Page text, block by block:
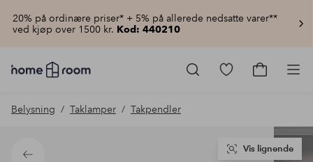
20% på ordinære priser* + 5% på allerede nedsatte varer**
ved kjøp over 1500 kr. Kod: 440210
Homeroom
–
hjemmet
pris
Gå
Gå
Belysning Taklamper Takpendler
Tilbake
Vis lignende